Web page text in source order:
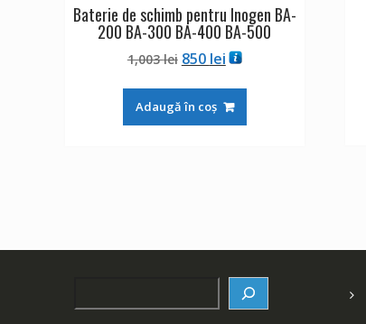
Baterie de schimb pentru Inogen BA-
200 BA-300 BA-400 BA-500
1,003lei Prețul
a
fost:
850 leiPrețul
este:
850 lei.
Adaugă în coș